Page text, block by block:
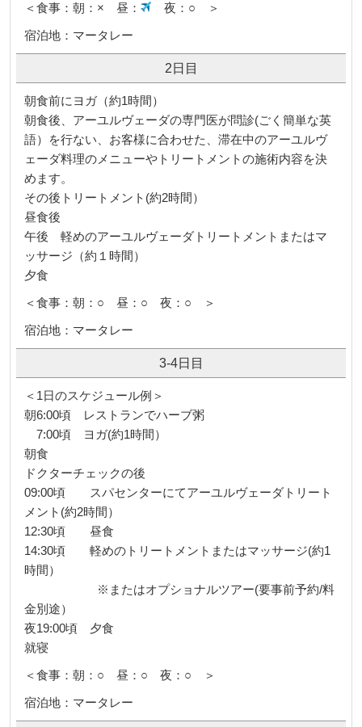
＜食事：朝：× 昼：
夜：○ ＞
宿泊地：マータレー
2日目
朝食前にヨガ（約1時間）
朝食後、アーユルヴェーダの専門医が問診(ごく簡単な英
語）を行ない、お客様に合わせた、滞在中のアーユルヴ
ェーダ料理のメニューやトリートメントの施術内容を決
めます。
その後トリートメント(約2時間）
昼食後
午後 軽めのアーユルヴェーダトリートメントまたはマ
ッサージ（約１時間）
夕食
＜食事：朝：○ 昼：○ 夜：○ ＞
宿泊地：マータレー
3-4日目
＜1日のスケジュール例＞
朝6:00頃 レストランでハーブ粥
7:00頃 ヨガ(約1時間）
朝食
ドクターチェックの後
09:00頃 スパセンターにてアーユルヴェーダトリート
メント(約2時間）
12:30頃 昼食
14:30頃 軽めのトリートメントまたはマッサージ(約1
時間）
※またはオプショナルツアー(要事前予約/料
金別途）
夜19:00頃 夕食
就寝
＜食事：朝：○ 昼：○ 夜：○ ＞
宿泊地：マータレー